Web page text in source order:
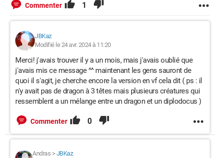
Commenter 1
JBKaz
Modifié le 24 avr. 2024 à 11:20
Merci! j'avais trouver il y a un mois, mais j'avais oublié que
j'avais mis ce message ^^ maintenant les gens sauront de
quoi il s'agit, je cherche encore la version en vf cela dit ( ps : il
n'y avait pas de dragon à 3 têtes mais plusieurs créatures qui
ressemblent a un mélange entre un dragon et un diplodocus )
Commenter 0
Andras > JBKaz